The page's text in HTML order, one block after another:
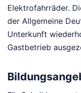
Elektrofahrräder.
der Allgemeine
Unterkunft
Gastbetrieb